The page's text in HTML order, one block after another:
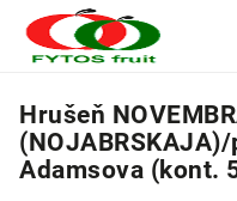
Hrušeň
Adamsova (kont.